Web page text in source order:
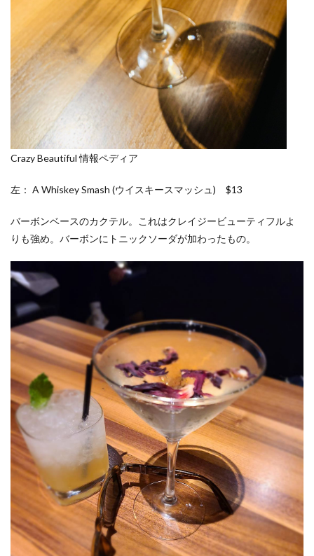
Crazy Beautiful 情報ペディア
左： A Whiskey Smash (ウイスキースマッシュ) $13
バーボンベースのカクテル。これはクレイジービューティフルよ
りも強め。バーボンにトニックソーダが加わったもの。